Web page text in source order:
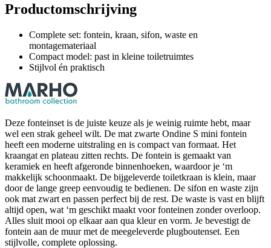
Productomschrijving
Complete set: fontein, kraan, sifon, waste en
montagemateriaal
Compact model: past in kleine toiletruimtes
Stijlvol én praktisch
Deze fonteinset is de juiste keuze als je weinig ruimte hebt, maar
wel een strak geheel wilt. De mat zwarte Ondine S mini fontein
heeft een moderne uitstraling en is compact van formaat. Het
kraangat en plateau zitten rechts. De fontein is gemaakt van
keramiek en heeft afgeronde binnenhoeken, waardoor je ‘m
makkelijk schoonmaakt. De bijgeleverde toiletkraan is klein, maar
door de lange greep eenvoudig te bedienen. De sifon en waste zijn
ook mat zwart en passen perfect bij de rest. De waste is vast en blijft
altijd open, wat ‘m geschikt maakt voor fonteinen zonder overloop.
Alles sluit mooi op elkaar aan qua kleur en vorm. Je bevestigt de
fontein aan de muur met de meegeleverde plugboutenset. Een
stijlvolle, complete oplossing.